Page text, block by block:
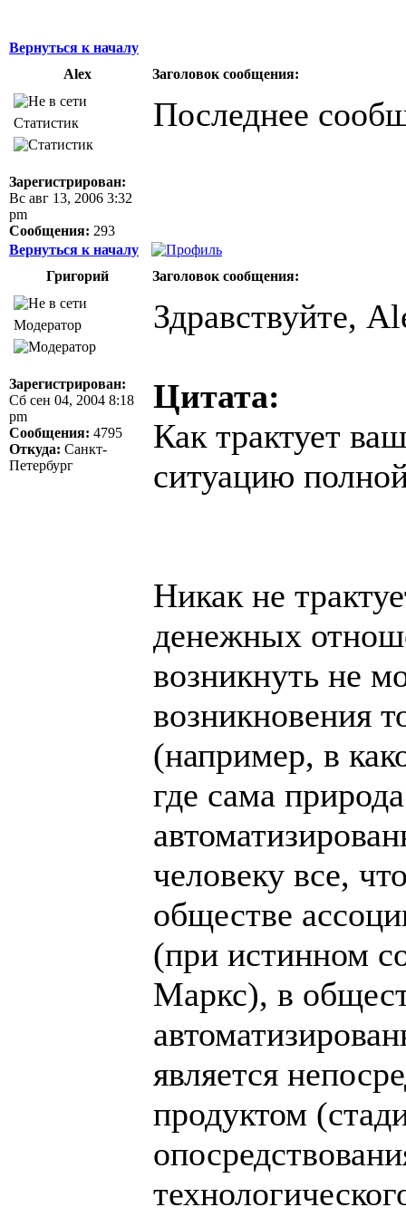
Вернуться к началу
Alex
Заголовок сообщения:
Статистик
Зарегистрирован:
Вс авг 13, 2006 3:32
pm
Сообщения: 293
Последнее
Вернуться к началу
Григорий
Заголовок сообщения:
Модератор
Зарегистрирован:
Сб сен 04, 2004 8:18
pm
Сообщения: 4795
Откуда: Санкт-
Петербург
Здравствуйте,
Цитата:
Как трактует
ситуацию
Никак не
денежных
возникнуть не
возникновения
(например, в
где сама
человеку все,
обществе
(при истинном
Маркс), в
является
продуктом